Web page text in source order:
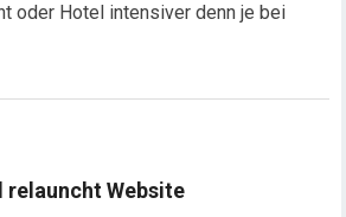
oder Hotel intensiver denn je bei
relauncht Website